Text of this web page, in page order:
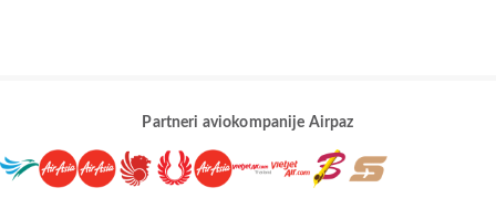
Partneri aviokompanije Airpaz